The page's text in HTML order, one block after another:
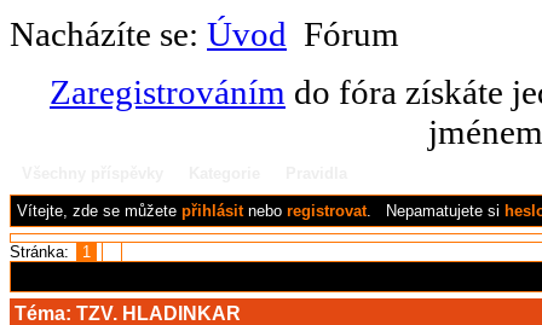
Nacházíte se: Úvod Fórum
Zaregistrováním do fóra získáte
Vítejte, zde se můžete přihlásitnebo registrovat. Nepamatujete si
Stránka: 1
Téma: TZV. HLADINKAR